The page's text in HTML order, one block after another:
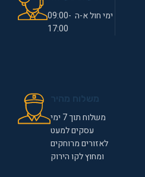
ימי חול א-ה 09:00-
17:00
משלוח תוך 7 ימי
עסקים למעט
לאזורים מרוחקים
ומחוץ לקו הירוק